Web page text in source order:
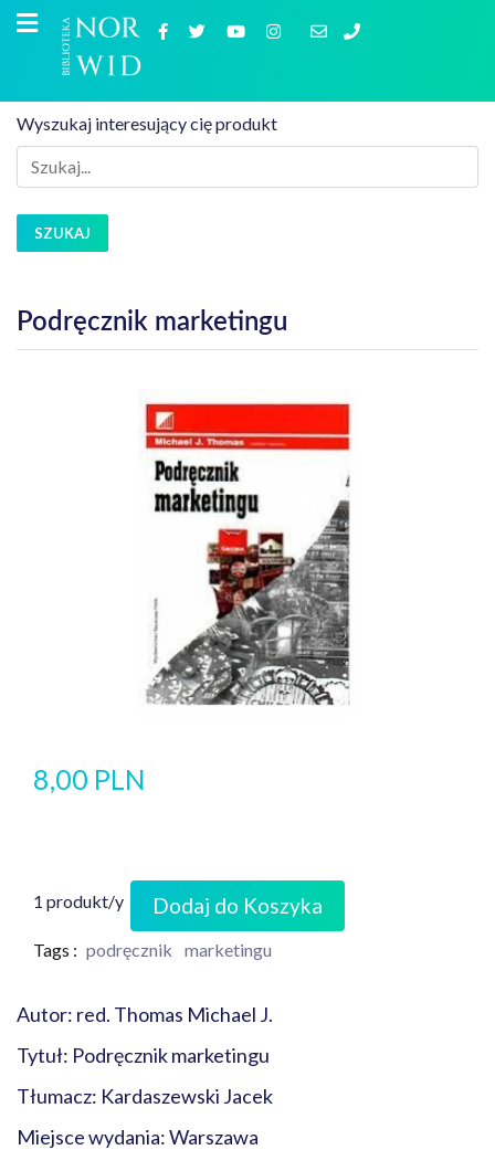
Wyszukaj interesujący cię produkt
SZUKAJ
Podręcznik marketingu
8,00 PLN
1 produkt/y Dodaj do Koszyka
Tags : podręcznik marketingu
Autor: red. Thomas Michael J.
Tytuł: Podręcznik marketingu
Tłumacz: Kardaszewski Jacek
Miejsce wydania: Warszawa